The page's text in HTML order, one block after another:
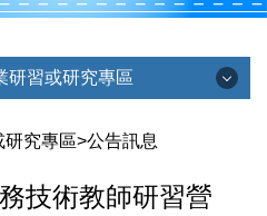
研習或研究專區
或研究專區
究專區>公告訊息
技術教師研習營